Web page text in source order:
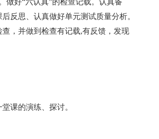
好“六认真”的检查记载。认真备
反思、认真做好单元测试质量分析。
，并做到检查有记载,有反馈，发现
课的演练、探讨。